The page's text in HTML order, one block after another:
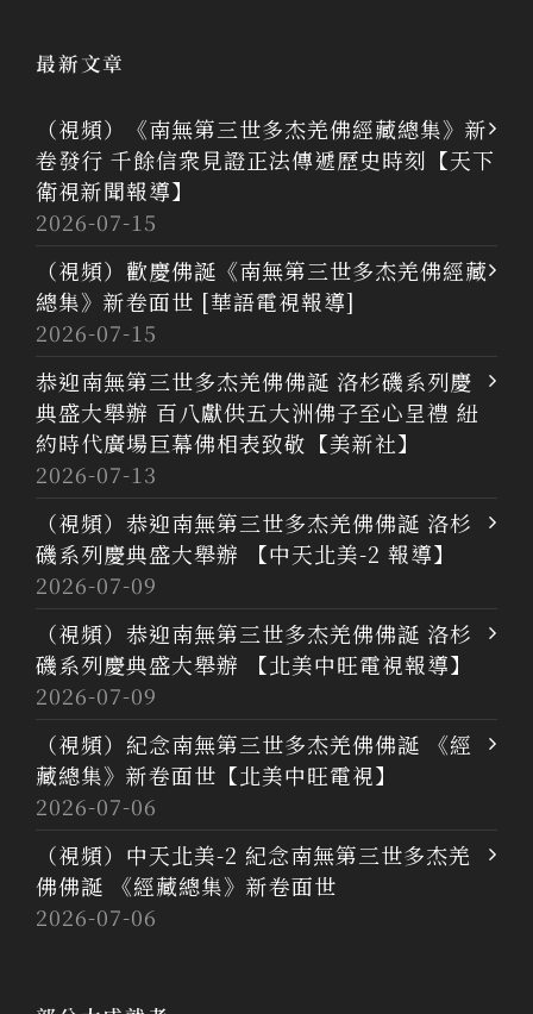
最新文章
（視頻）《南無第三世多杰羌佛經藏總集》新
卷發行 千餘信衆見證正法傳遞歷史時刻【天下
衛視新聞報導】
2026-07-15
（視頻）歡慶佛誕《南無第三世多杰羌佛經藏
總集》新卷面世 [華語電視報導]
2026-07-15
恭迎南無第三世多杰羌佛佛誕 洛杉磯系列慶
典盛大舉辦 百八獻供五大洲佛子至心呈禮 紐
約時代廣場巨幕佛相表致敬【美新社】
2026-07-13
（視頻）恭迎南無第三世多杰羌佛佛誕 洛杉
磯系列慶典盛大舉辦 【中天北美-2 報導】
2026-07-09
（視頻）恭迎南無第三世多杰羌佛佛誕 洛杉
磯系列慶典盛大舉辦 【北美中旺電視報導】
2026-07-09
（視頻）紀念南無第三世多杰羌佛佛誕 《經
藏總集》新卷面世【北美中旺電視】
2026-07-06
（視頻）中天北美-2 紀念南無第三世多杰羌
佛佛誕 《經藏總集》新卷面世
2026-07-06